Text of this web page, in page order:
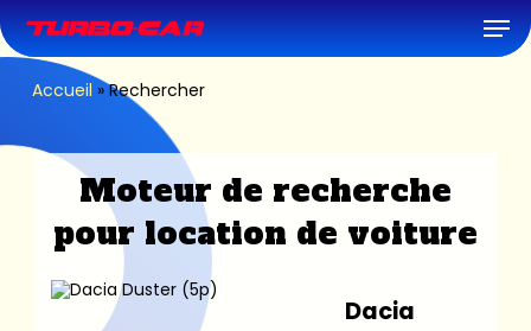
to
main
content
Accueil »Rechercher
Moteur de recherche
pour location de voiture
Dacia